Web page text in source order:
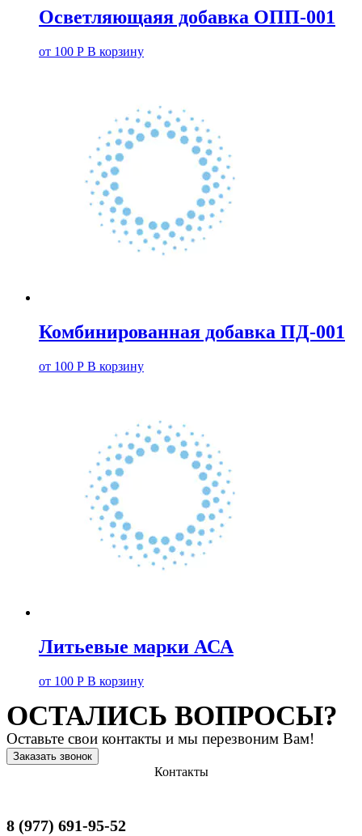
Осветляющаяя добавка ОПП-001
от 100 Р В корзину
Комбинированная добавка ПД-001
от 100 Р В корзину
Литьевые марки АСА
от 100 Р В корзину
ОСТАЛИСЬ ВОПРОСЫ?
Оставьте свои контакты и мы перезвоним Вам!
Заказать звонок
Контакты
8 (977) 691-95-52